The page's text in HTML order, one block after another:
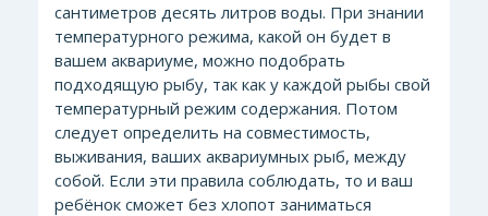
сантиметров десять литров воды. При знании
температурного режима, какой он будет в
вашем аквариуме, можно подобрать
подходящую рыбу, так как у каждой рыбы свой
температурный режим содержания. Потом
следует определить на совместимость,
выживания, ваших аквариумных рыб, между
собой. Если эти правила соблюдать, то и ваш
ребёнок сможет без хлопот заниматься